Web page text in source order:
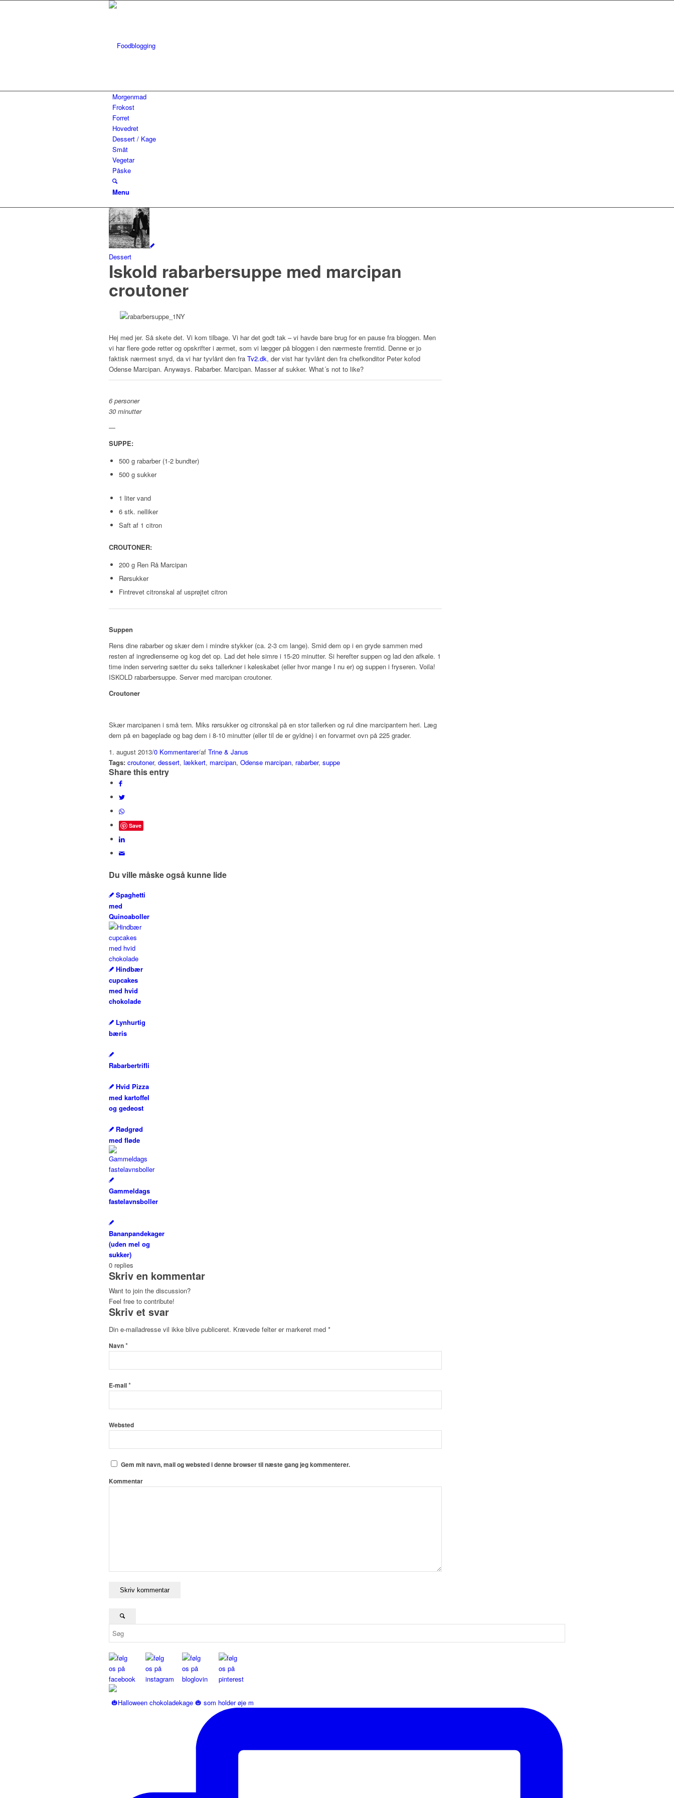
Morgenmad
Frokost
Forret
Hovedret
Dessert / Kage
Småt
Vegetar
Påske
Menu
Dessert
Iskold rabarbersuppe med marcipan
croutoner
Hej med jer. Så skete det. Vi kom tilbage. Vi har det godt tak – vi havde bare brug for en pause fra bloggen. Men
vi har flere gode retter og opskrifter i ærmet, som vi lægger på bloggen i den nærmeste fremtid. Denne er jo
faktisk nærmest snyd, da vi har tyvlånt den fra Tv2.dk, der vist har tyvlånt den fra chefkonditor Peter kofod
Odense Marcipan. Anyways. Rabarber. Marcipan. Masser af sukker. What´s not to like?
6 personer
30 minutter
—
SUPPE:
500 g rabarber (1-2 bundter)
500 g sukker
1 liter vand
6 stk. nelliker
Saft af 1 citron
CROUTONER:
200 g Ren Rå Marcipan
Rørsukker
Fintrevet citronskal af usprøjtet citron
Suppen
Rens dine rabarber og skær dem i mindre stykker (ca. 2-3 cm lange). Smid dem op i en gryde sammen med
resten af ingredienserne og kog det op. Lad det hele simre i 15-20 minutter. Si herefter suppen og lad den afkøle. 1
time inden servering sætter du seks tallerkner i køleskabet (eller hvor mange I nu er) og suppen i fryseren. Voila!
ISKOLD rabarbersuppe. Server med marcipan croutoner.
Croutoner
Skær marcipanen i små tern. Miks rørsukker og citronskal på en stor tallerken og rul dine marcipantern heri. Læg
dem på en bageplade og bag dem i 8-10 minutter (eller til de er gyldne) i en forvarmet ovn på 225 grader.
1. august 2013/0 Kommentarer/af Trine & Janus
Tags: croutoner, dessert, lækkert, marcipan, Odense marcipan, rabarber, suppe
Share this entry
Save
Du ville måske også kunne lide
Spaghetti
med
Quinoaboller
Hindbær
cupcakes
med hvid
chokolade
Lynhurtig
bæris
Rabarbertrifli
Hvid Pizza
med kartoffel
og gedeost
Rødgrød
med fløde
Gammeldags
fastelavnsboller
Bananpandekager
(uden mel og
sukker)
0 replies
Skriv en kommentar
Want to join the discussion?
Feel free to contribute!
Skriv et svar
Din e-mailadresse vil ikke blive publiceret. Krævede felter er markeret med *
Navn*
E-mail*
Websted
Gem mit navn, mail og websted i denne browser til næste gang jeg kommenterer.
Kommentar
🎃Halloween chokoladekage 🎃 som holder øje m